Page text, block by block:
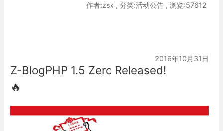
作者:zsx , 分类:活动公告 , 浏览:57612
2016年10月31日
Z-BlogPHP 1.5 Zero Released!
🔥